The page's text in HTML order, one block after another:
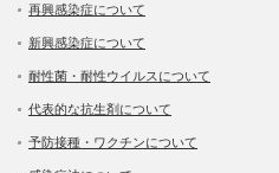
再興感染症について
新興感染症について
耐性菌・耐性ウイルスについて
代表的な抗生剤について
予防接種・ワクチンについて